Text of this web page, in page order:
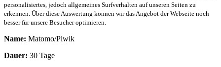
personalisiertes, jedoch allgemeines Surfverhalten auf unseren Seiten zu
erkennen. Über diese Auswertung können wir das Angebot der Webseite noch
besser für unsere Besucher optimieren.
Name: Matomo/Piwik
Dauer: 30 Tage